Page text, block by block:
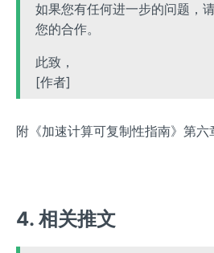
如果您有任何进一步的问题，
您的合作。
此致，
[作者]
附《加速计算可复制性指南》第六
4. 相关推文